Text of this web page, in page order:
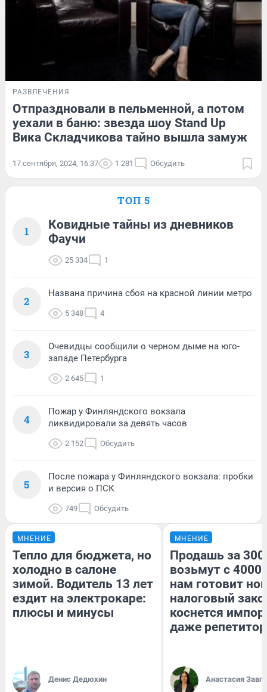
РАЗВЛЕЧЕНИЯ
Отпраздновали в пельменной, а потом
уехали в баню: звезда шоу Stand Up
Вика Складчикова тайно вышла замуж
17 сентября, 2024, 16:37 1 281 Обсудить
ТОП 5
1
Ковидные тайны из дневников
Фаучи
25 334 1
2
Названа причина сбоя на красной линии метро
5 348 4
3
Очевидцы сообщили о черном дыме на юго-
западе Петербурга
2 645 1
4
Пожар у Финляндского вокзала
ликвидировали за девять часов
2 152 Обсудить
5
После пожара у Финляндского вокзала: пробки
и версия о ПСК
749 Обсудить
МНЕНИЕ
Тепло для бюджета, но
холодно в салоне
зимой. Водитель 13 лет
ездит на электрокаре:
плюсы и минусы
Денис Дедюхин
МНЕНИЕ
Продашь за
возьмут с
нам готовит
налоговый
коснется
даже
Анастасия